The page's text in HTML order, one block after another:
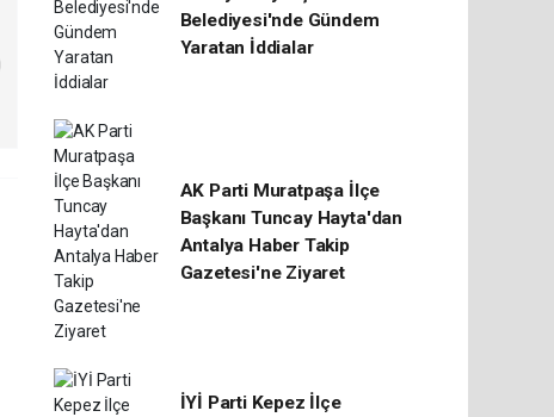
Belediyesi'nde Gündem
Yaratan İddialar
AK Parti Muratpaşa İlçe
Başkanı Tuncay Hayta'dan
Antalya Haber Takip
Gazetesi'ne Ziyaret
İYİ Parti Kepez İlçe